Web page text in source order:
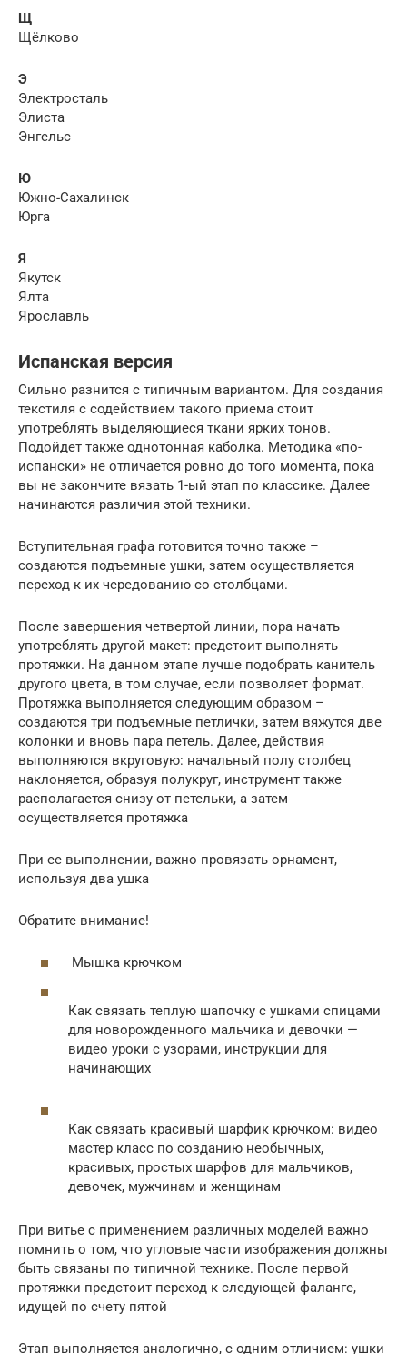
Щ
Щёлково
Э
Электросталь
Элиста
Энгельс
Ю
Южно-Сахалинск
Юрга
Я
Якутск
Ялта
Ярославль
Испанская версия
Сильно разнится с типичным вариантом. Для создания
текстиля с содействием такого приема стоит
употреблять выделяющиеся ткани ярких тонов.
Подойдет также однотонная каболка. Методика «по-
испански» не отличается ровно до того момента, пока
вы не закончите вязать 1-ый этап по классике. Далее
начинаются различия этой техники.
Вступительная графа готовится точно также –
создаются подъемные ушки, затем осуществляется
переход к их чередованию со столбцами.
После завершения четвертой линии, пора начать
употреблять другой макет: предстоит выполнять
протяжки. На данном этапе лучше подобрать канитель
другого цвета, в том случае, если позволяет формат.
Протяжка выполняется следующим образом –
создаются три подъемные петлички, затем вяжутся две
колонки и вновь пара петель. Далее, действия
выполняются вкруговую: начальный полу столбец
наклоняется, образуя полукруг, инструмент также
располагается снизу от петельки, а затем
осуществляется протяжка
При ее выполнении, важно провязать орнамент,
используя два ушка
Обратите внимание!
Мышка крючком
Как связать теплую шапочку с ушками спицами
для новорожденного мальчика и девочки —
видео уроки с узорами, инструкции для
начинающих
Как связать красивый шарфик крючком: видео
мастер класс по созданию необычных,
красивых, простых шарфов для мальчиков,
девочек, мужчинам и женщинам
При витье с применением различных моделей важно
помнить о том, что угловые части изображения должны
быть связаны по типичной технике. После первой
протяжки предстоит переход к следующей фаланге,
идущей по счету пятой
Этап выполняется аналогично, с одним отличием: ушки